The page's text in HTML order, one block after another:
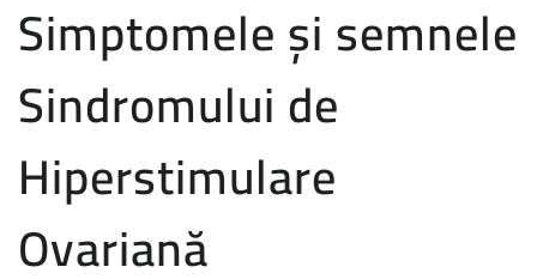
Simptomele și semnele
Sindromului de
Hiperstimulare
Ovariană